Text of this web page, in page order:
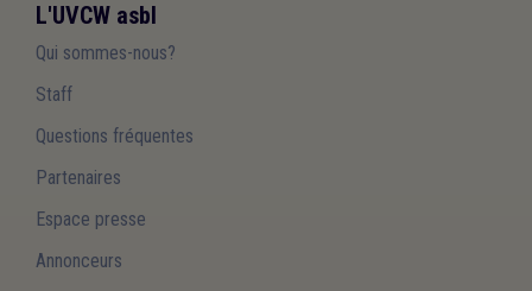
L'UVCW asbl
Qui sommes-nous?
Staff
Questions fréquentes
Partenaires
Espace presse
Annonceurs